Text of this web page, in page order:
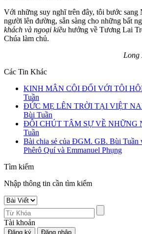
Với những suy nghĩ trên đây, tôi bước sang
người lên đường, sẵn sàng cho những bất
khách và ngoại kiều hướng về Tương Lai
Chúa làm chủ.
Long
Các Tin Khác
KINH MÂN CÔI ĐỐI VỚI TÔI
Tuần
ĐỨC MẸ LÊN TRỜI TẠI VIỆT
Bùi Tuần
ĐÔI CHÚT TÂM SỰ VỀ NHỮNG
Tuần
Bài chia sẻ của ĐGM. GB. Bùi Tuần
Phêrô Quí và Emmanuel Phụng
Tìm kiếm
Nhập thông tin cần tìm kiếm
Tài khoản